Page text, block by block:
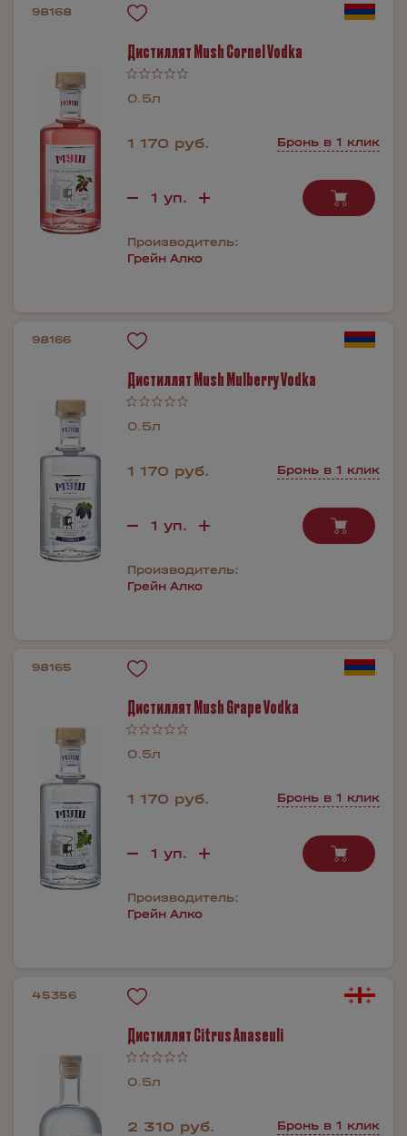
98168
Дистиллят Mush Cornel Vodka
0.5л
1 170 руб. Бронь в 1 клик
Производитель:
Грейн Алко
98166
Дистиллят Mush Mulberry Vodka
0.5л
1 170 руб. Бронь в 1 клик
Производитель:
Грейн Алко
98165
Дистиллят Mush Grape Vodka
0.5л
1 170 руб. Бронь в 1 клик
Производитель:
Грейн Алко
45356
Дистиллят Citrus Anaseuli
0.5л
2 310 руб. Бронь в 1 клик